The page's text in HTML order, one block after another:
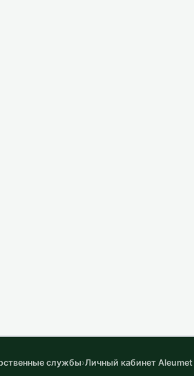
службы›Личный кабинет